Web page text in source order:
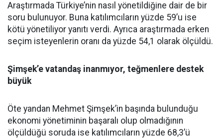
Araştırmada Türkiye’nin nasıl yönetildiğine dair de bir
soru bulunuyor. Buna katılımcıların yüzde 59’u ise
kötü yönetiliyor yanıtı verdi. Ayrıca araştırmada erken
seçim isteyenlerin oranı da yüzde 54,1 olarak ölçüldü.
Şimşek’e vatandaş inanmıyor, teğmenlere destek
büyük
Öte yandan Mehmet Şimşek’in başında bulunduğu
ekonomi yönetiminin başaralı olup olmadığının
ölçüldüğü soruda ise katılımcıların yüzde 68,3’ü